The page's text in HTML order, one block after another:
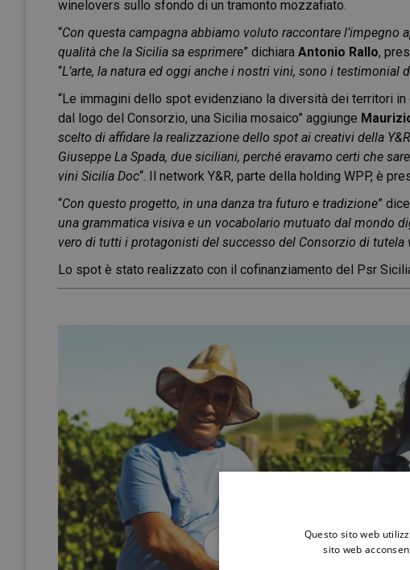
winelovers sullo sfondo di un tramonto mozzafiato.
“Con questa campagna abbiamo voluto raccontare
qualità che la Sicilia sa esprimere” dichiara Antonio Rallo,
“L’arte, la natura ed oggi anche i nostri vini, sono i testimonial
“Le immagini dello spot evidenziano la diversità dei territori
dal logo del Consorzio, una Sicilia mosaico” aggiunge
scelto di affidare la realizzazione dello spot ai creativi della
Giuseppe La Spada, due siciliani, perché eravamo certi che
vini Sicilia Doc“. Il network Y&R, parte della holding WPP, è
“Con questo progetto, in una danza tra futuro e tradizione” dice
una grammatica visiva e un vocabolario mutuato dal mondo
vero di tutti i protagonisti del successo del Consorzio di tutela
Lo spot è stato realizzato con il cofinanziamento del Psr
Questo sito web
sito web